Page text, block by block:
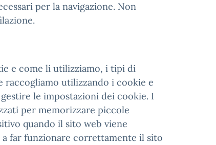
per la navigazione. Non
e come li utilizziamo, i tipi di
utilizzando i cookie e
le impostazioni dei cookie. I
per memorizzare piccole
quando il sito web viene
far funzionare correttamente il sito